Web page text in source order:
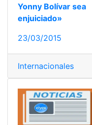
Yonny Bolívar sea
enjuiciado»
23/03/2015
Internacionales